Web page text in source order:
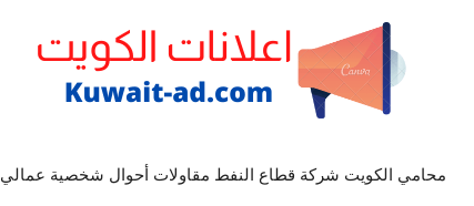
محامي الكويت شركة قطاع النفط مقاولات أحوال شخصية عمالي